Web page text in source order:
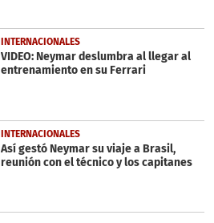
INTERNACIONALES
VIDEO: Neymar deslumbra al llegar al
entrenamiento en su Ferrari
INTERNACIONALES
Así gestó Neymar su viaje a Brasil,
reunión con el técnico y los capitanes